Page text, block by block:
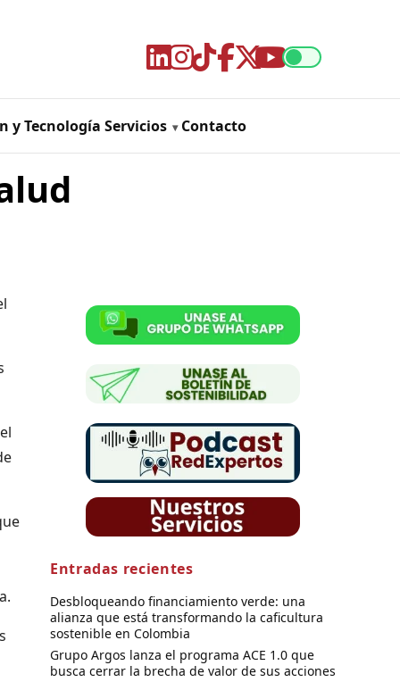
y Tecnología Servicios Contacto
Entradas recientes
Desbloqueando financiamiento verde: una
alianza que está transformando la caficultura
sostenible en Colombia
Grupo Argos lanza el programa ACE 1.0 que
busca cerrar la brecha de valor de sus acciones